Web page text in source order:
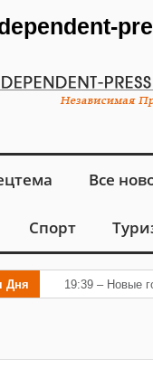
Все
Спорт
Дня 19:39 – Новые